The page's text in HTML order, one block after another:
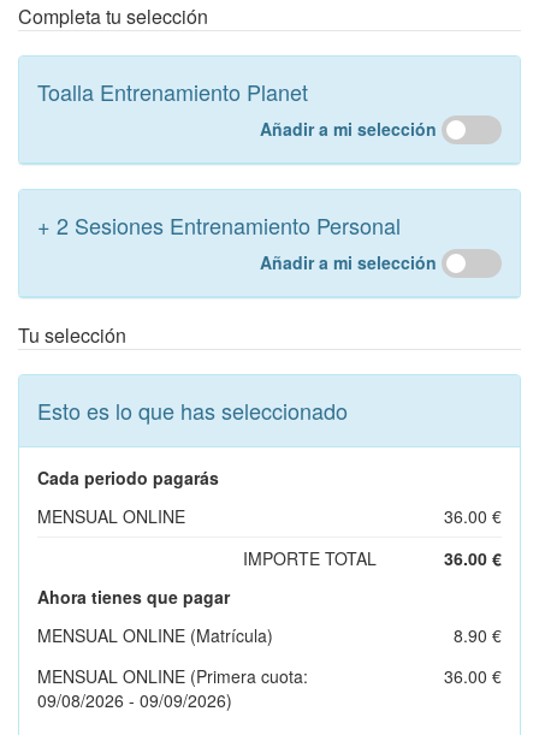
Completa tu selección
Toalla Entrenamiento Planet
Añadir a mi selección
+ 2 Sesiones Entrenamiento Personal
Añadir a mi selección
Tu selección
Esto es lo que has seleccionado
Cada periodo pagarás
MENSUAL ONLINE
36.00 €
IMPORTE TOTAL
36.00 €
Ahora tienes que pagar
MENSUAL ONLINE (Matrícula)
8.90 €
MENSUAL ONLINE (Primera cuota:
09/08/2026 - 09/09/2026)
36.00 €